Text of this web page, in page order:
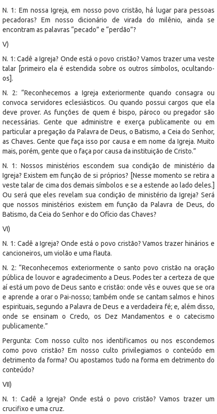
N. 1: Em nossa Igreja, em nosso povo cristão, há lugar para pessoas
pecadoras? Em nosso dicionário de virada do milênio, ainda se
encontram as palavras “pecado” e “perdão”?
V)
N. 1: Cadê a Igreja? Onde está o povo cristão? Vamos trazer uma veste
talar [primeiro ela é estendida sobre os outros símbolos, ocultando-
os].
N. 2: “Reconhecemos a Igreja exteriormente quando consagra ou
convoca servidores eclesiásticos. Ou quando possui cargos que ela
deve prover. As funções de quem é bispo, pároco ou pregador são
necessárias. Gente que administre e exerça publicamente ou em
particular a pregação da Palavra de Deus, o Batismo, a Ceia do Senhor,
as Chaves. Gente que faça isso por causa e em nome da Igreja. Muito
mais, porém, gente que o faça por causa da instituição de Cristo.”
N. 1: Nossos ministérios escondem sua condição de ministério da
Igreja? Existem em função de si próprios? [Nesse momento se retira a
veste talar de cima dos demais símbolos e se a estende ao lado deles.]
Ou será que eles revelam sua condição de ministério da Igreja? Será
que nossos ministérios existem em função da Palavra de Deus, do
Batismo, da Ceia do Senhor e do Ofício das Chaves?
VI)
N. 1: Cadê a Igreja? Onde está o povo cristão? Vamos trazer hinários e
cancioneiros, um violão e uma flauta.
N. 2: “Reconhecemos exteriormente o santo povo cristão na oração
pública de louvor e agradecimento a Deus. Podes ter a certeza de que
aí está um povo de Deus santo e cristão: onde vês e ouves que se ora
e aprende a orar o Pai-nosso; também onde se cantam salmos e hinos
espirituais, segundo a Palavra de Deus e a verdadeira fé; e, além disso,
onde se ensinam o Credo, os Dez Mandamentos e o catecismo
publicamente.”
Pergunta: Com nosso culto nos identificamos ou nos escondemos
como povo cristão? Em nosso culto privilegiamos o conteúdo em
detrimento da forma? Ou apostamos tudo na forma em detrimento do
conteúdo?
VII)
N. 1: Cadê a Igreja? Onde está o povo cristão? Vamos trazer um
crucifixo e uma cruz.